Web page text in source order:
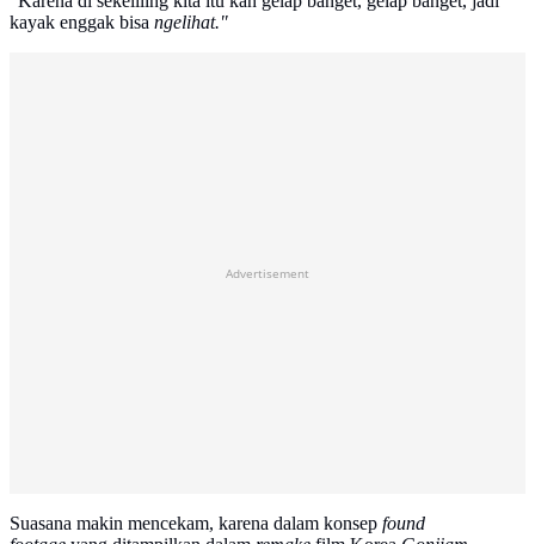
kayak enggak bisa ngelihat."
Advertisement
Suasana makin mencekam, karena dalam konsep found